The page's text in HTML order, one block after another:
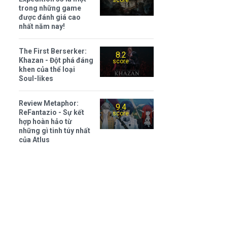
trong những game
được đánh giá cao
nhất năm nay!
8.2
score
The First Berserker:
Khazan - Đột phá đáng
khen của thể loại
Soul-likes
9.4
score
Review Metaphor:
ReFantazio - Sự kết
hợp hoàn hảo từ
những gì tinh túy nhất
của Atlus